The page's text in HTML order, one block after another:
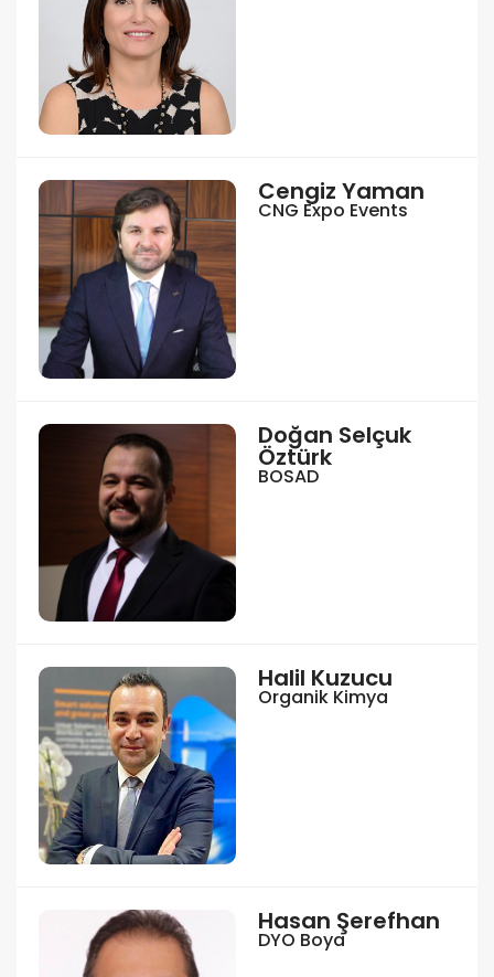
Cengiz Yaman
CNG Expo Events
Doğan Selçuk
Öztürk
BOSAD
Halil Kuzucu
Organik Kimya
Hasan Şerefhan
DYO Boya